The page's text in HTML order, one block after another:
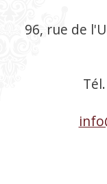
96, rue de